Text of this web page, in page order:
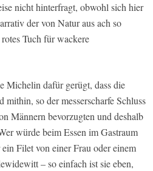
nicht hinterfragt, obwohl sich hier
der von Natur aus ach so
Tuch für wackere
Michelin dafür gerügt, dass die
mithin, so der messerscharfe Schluss
Männern bevorzugten und deshalb
würde beim Essen im Gastraum
Filet von einer Frau oder einem
– so einfach ist sie eben,